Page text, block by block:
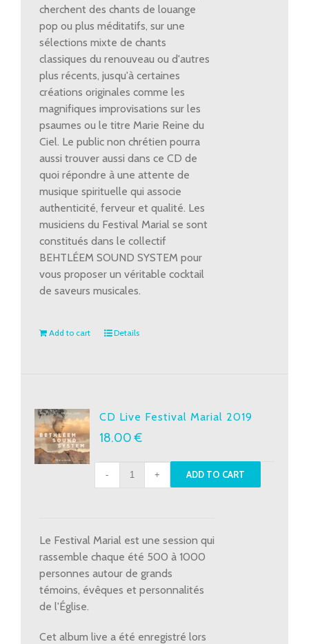
cherchent des chants de louange
pop ou plus méditatifs, sur une
sélections mixte de chants
classiques du renouveau ou d'autres
plus récents, jusqu'à certaines
créations originales comme les
magnifiques improvisations sur les
psaumes ou le titre Marie Reine du
Ciel. Le public non chrétien pourra
aussi trouver aussi dans ce CD de
quoi répondre à une attente de
musique spirituelle qui associe
authenticité, ferveur et qualité. Les
musiciens du Festival Marial se sont
constitués dans le collectif
BEHTLÉEM SOUND SYSTEM pour
vous proposer un véritable cocktail
de saveurs musicales.
Add to cart Details
CD Live Festival Marial 2019
18.00€
CD
Live
2019
quantity
ADD TO CART
Le Festival Marial est une session qui
rassemble chaque été 500 à 1000
personnes autour de grands
témoins, évêques et personnalités
de l'Église.
Cet album live a été enregistré lors